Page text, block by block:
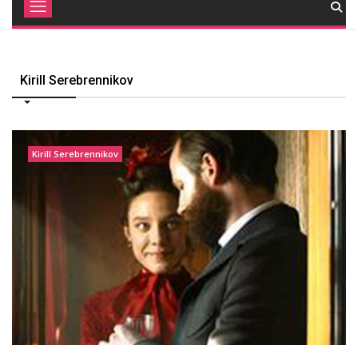
Kirill Serebrennikov
Kirill Serebrennikov